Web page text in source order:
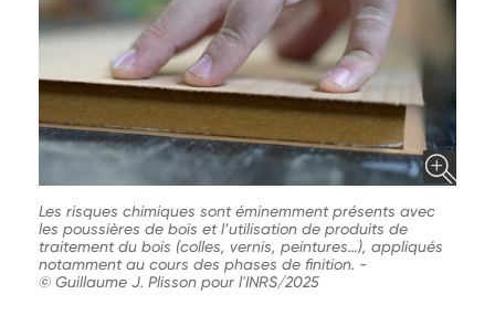
Les risques chimiques sont éminemment présents avec
les poussières de bois et l’utilisation de produits de
traitement du bois (colles, vernis, peintures…), appliqués
notamment au cours des phases de finition. -
© Guillaume J. Plisson pour l'INRS/2025